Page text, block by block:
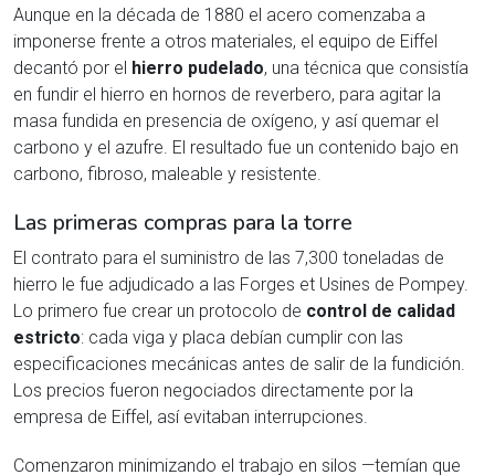
Aunque en la década de 1880 el acero comenzaba a
imponerse frente a otros materiales, el equipo de Eiffel
decantó por el hierro pudelado, una técnica que consistía
en fundir el hierro en hornos de reverbero, para agitar la
masa fundida en presencia de oxígeno, y así quemar el
carbono y el azufre. El resultado fue un contenido bajo en
carbono, fibroso, maleable y resistente.
Las primeras compras para la torre
El contrato para el suministro de las 7,300 toneladas de
hierro le fue adjudicado a las Forges et Usines de Pompey.
Lo primero fue crear un protocolo de control de calidad
estricto: cada viga y placa debían cumplir con las
especificaciones mecánicas antes de salir de la fundición.
Los precios fueron negociados directamente por la
empresa de Eiffel, así evitaban interrupciones.
Comenzaron minimizando el trabajo en silos —temían que